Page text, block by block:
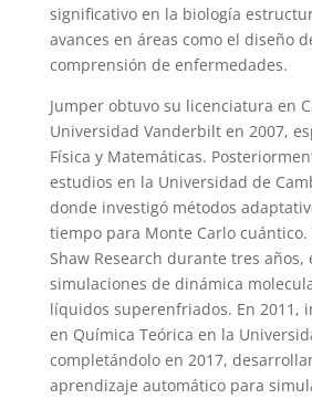
significativo en la biología
avances en áreas como el diseño
comprensión de enfermedades.
Jumper obtuvo su licenciatura en
Universidad Vanderbilt en 2007,
Física y Matemáticas.
estudios en la Universidad de
donde investigó métodos
tiempo para Monte Carlo cuántico.
Shaw Research durante tres años,
simulaciones de dinámica
líquidos superenfriados. En 2011,
en Química Teórica en la
completándolo en 2017,
aprendizaje automático para